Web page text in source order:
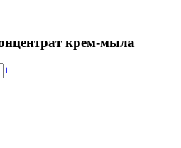
крем-мыла
+